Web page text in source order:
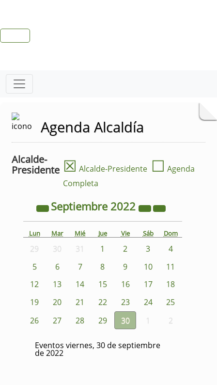
Agenda Alcaldía
Alcalde-
Presidente ☒ Alcalde-Presidente ☐ Agenda
Completa
Septiembre 2022
Lun Mar Mié Jue Vie Sáb Dom
29 30 31 1 2 3
4
5
6 7 8 9 10
11
12
13 14 15 16 17
18
19
20 21 22 23 24
25
26
27 28 29 30 1 2
Eventos viernes, 30 de septiembre
de 2022